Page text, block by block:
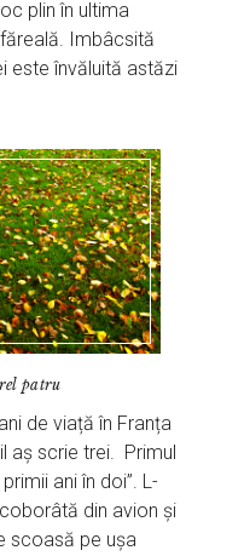
plin în ultima
Imbâcsită
este învăluită astăzi
patru
de viață în Franța
aș scrie trei. Primul
ani în doi”. L-
din avion și
scoasă pe ușa